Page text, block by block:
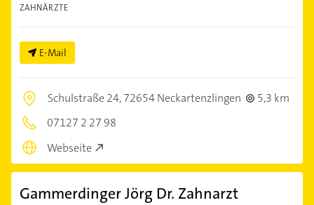
ZAHNÄRZTE
E-Mail
Schulstraße 24,72654 Neckartenzlingen
5,3 km
07127 2 27 98
Webseite
Gammerdinger Jörg Dr. Zahnarzt